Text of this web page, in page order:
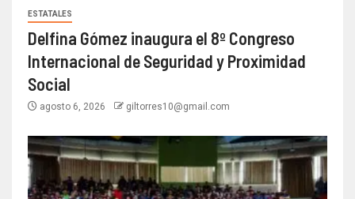
ESTATALES
Delfina Gómez inaugura el 8º Congreso
Internacional de Seguridad y Proximidad
Social
agosto 6, 2026 giltorres10@gmail.com